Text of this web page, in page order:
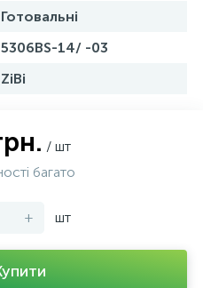
Готовальні
5306BS-14/ -03
ZiBi
/ шт
багато
+ шт